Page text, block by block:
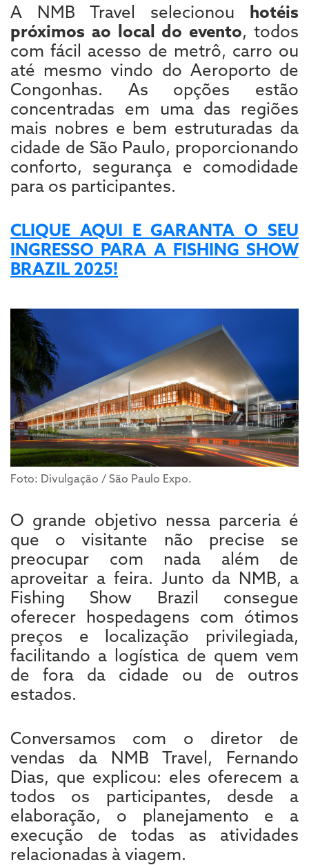
A NMB Travel selecionou hotéis
próximos ao local do evento, todos
com fácil acesso de metrô, carro ou
até mesmo vindo do Aeroporto de
Congonhas. As opções estão
concentradas em uma das regiões
mais nobres e bem estruturadas da
cidade de São Paulo, proporcionando
conforto, segurança e comodidade
para os participantes.
CLIQUE AQUI E GARANTA O SEU
INGRESSO PARA A FISHING SHOW
BRAZIL 2025!
Foto: Divulgação / São Paulo Expo.
O grande objetivo nessa parceria é
que o visitante não precise se
preocupar com nada além de
aproveitar a feira. Junto da NMB, a
Fishing Show Brazil consegue
oferecer hospedagens com ótimos
preços e localização privilegiada,
facilitando a logística de quem vem
de fora da cidade ou de outros
estados.
Conversamos com o diretor de
vendas da NMB Travel, Fernando
Dias, que explicou: eles oferecem a
todos os participantes, desde a
elaboração, o planejamento e a
execução de todas as atividades
relacionadas à viagem.